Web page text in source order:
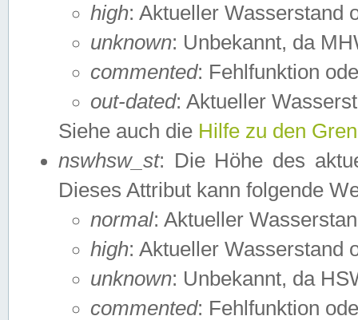
high: Aktueller Wasserstand
unknown: Unbekannt, da
commented: Fehlfunktion
out-dated: Aktueller
Siehe auch die Hilfe zu den
nswhsw_st: Die Höhe des
Dieses Attribut kann folgende
normal: Aktueller
high: Aktueller Wasserstand
unknown: Unbekannt, da
commented: Fehlfunktion